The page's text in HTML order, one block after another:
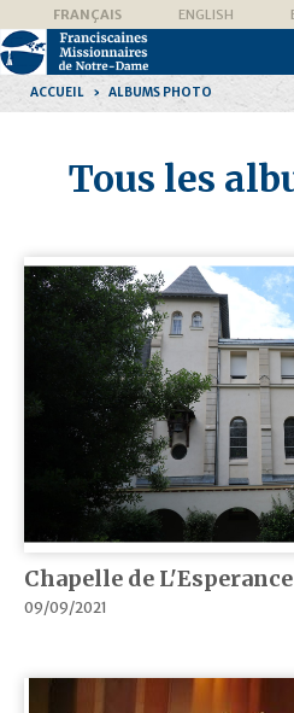
contenu.
|
Aller
navigation
personnelsFRANÇAIS ENGLISH
ACCUEIL › ALBUMS PHOTO
Tous les
Chapelle de
09/09/2021